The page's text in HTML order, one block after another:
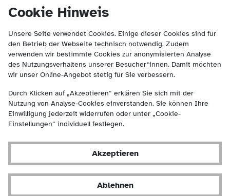
Cookie Hinweis
Unsere Seite verwendet Cookies. Einige dieser Cookies sind für
den Betrieb der Webseite technisch notwendig. Zudem
verwenden wir bestimmte Cookies zur anonymisierten Analyse
des Nutzungsverhaltens unserer Besucher*innen. Damit möchten
wir unser Online-Angebot stetig für Sie verbessern.
Durch Klicken auf „Akzeptieren“ erklären Sie sich mit der
Nutzung von Analyse-Cookies einverstanden. Sie können Ihre
Einwilligung jederzeit widerrufen oder unter „Cookie-
Einstellungen“ individuell festlegen.
Akzeptieren
Ablehnen
springen
(Kontakt und Suche) springen.